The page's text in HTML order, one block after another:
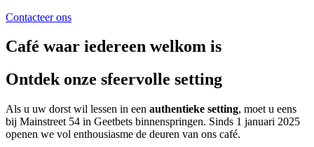
Contacteer ons
Café waar iedereen welkom is
Ontdek onze sfeervolle setting
Als u uw dorst wil lessen in een authentieke setting, moet u eens
bij Mainstreet 54 in Geetbets binnenspringen. Sinds 1 januari 2025
openen we vol enthousiasme de deuren van ons café.